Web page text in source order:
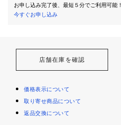
お申し込み完了後、最短５分でご利用可能！
今すぐお申し込み
店舗在庫を確認
価格表示について
取り寄せ商品について
返品交換について